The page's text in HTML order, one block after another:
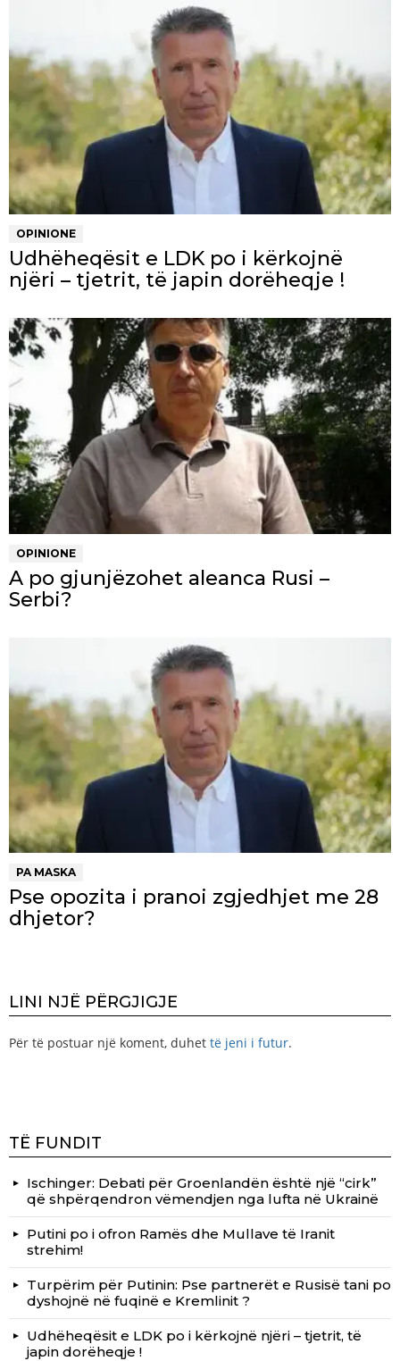
OPINIONE
Udhëheqësit e LDK po i kërkojnë
njëri – tjetrit, të japin dorëheqje !
OPINIONE
A po gjunjëzohet aleanca Rusi –
Serbi?
PA MASKA
Pse opozita i pranoi zgjedhjet me 28
dhjetor?
LINI NJË PËRGJIGJE
Për të postuar një koment, duhet të jeni i futur.
TË FUNDIT
Ischinger: Debati për Groenlandën është një “cirk”
që shpërqendron vëmendjen nga lufta në Ukrainë
Putini po i ofron Ramës dhe Mullave të Iranit
strehim!
Turpërim për Putinin: Pse partnerët e Rusisë tani po
dyshojnë në fuqinë e Kremlinit ?
Udhëheqësit e LDK po i kërkojnë njëri – tjetrit, të
japin dorëheqje !